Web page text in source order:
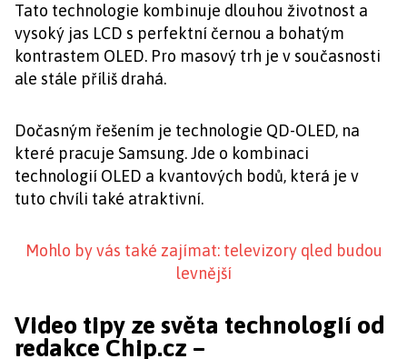
Tato technologie kombinuje dlouhou životnost a
vysoký jas LCD s perfektní černou a bohatým
kontrastem OLED. Pro masový trh je v současnosti
ale stále příliš drahá.
Dočasným řešením je technologie QD-OLED, na
které pracuje Samsung. Jde o kombinaci
technologií OLED a kvantových bodů, která je v
tuto chvíli také atraktivní.
Mohlo by vás také zajímat: televizory qled budou
levnější
Video tipy ze světa technologií od
redakce Chip.cz –